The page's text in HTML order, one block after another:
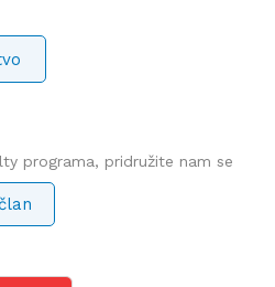
programa, pridružite nam se